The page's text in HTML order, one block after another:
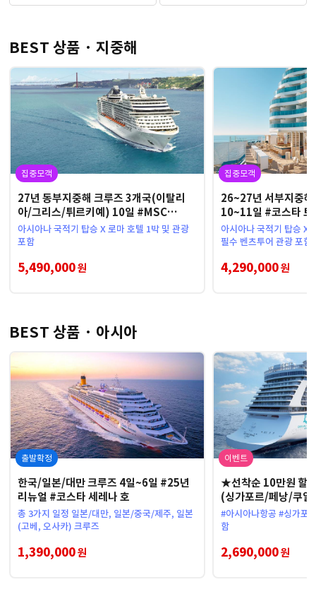
BEST 상품 · 지중해
집중모객
27년 동부지중해 크루즈 3개국(이탈리
아/그리스/튀르키예) 10일 #MSC
DIVINA
아시아나 국적기 탑승 X 로마 호텔 1박 및 관광
포함
5,490,000원
집중모객
26~27년 서부지중
10~11일 #코스타 토
아시아나 국적기 탑승 X
필수 벤츠투어 관광 포함
4,290,000원
BEST 상품 · 아시아
출발확정
한국/일본/대만 크루즈 4일~6일 #25년
리뉴얼 #코스타 세레나 호
총 3가지 일정 일본/대만, 일본/중국/제주, 일본
(고베, 오사카) 크루즈
1,390,000원
이벤트
★선착순 10만원 할
(싱가포르/페낭/쿠
팅드림 호
#아시아나항공 #싱가포
함
2,690,000원